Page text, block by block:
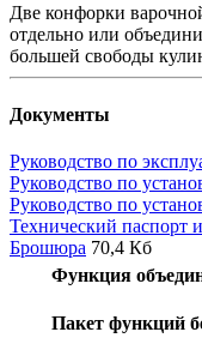
Две конфорки
отдельно или
большей свободы
Документы
Руководство по
Руководство по
Руководство по
Технический паспорт
Брошюра 70,4 Кб
Функция
Пакет функций